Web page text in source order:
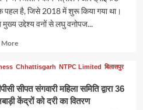
पहल है, जिसे 2018 में शुरू किया गया था।
मुख्य उद्देश्य वनों से लघु वनोपज...
MoreRead
about
Chhattisgarh NTPC Limited बिलासपुर
सीपत संगवारी महिला समिति द्वारा 36
केंद्रों को दरी का वितरण